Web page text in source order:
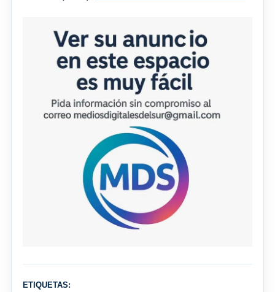
ETIQUETAS: